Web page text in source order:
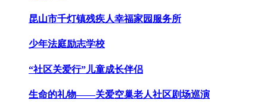
昆山市千灯镇残疾人幸福家园服务所
少年法庭励志学校
“社区关爱行”儿童成长伴侣
生命的礼物——关爱空巢老人社区剧场巡演